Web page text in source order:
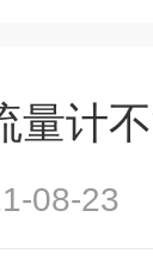
量计
08-